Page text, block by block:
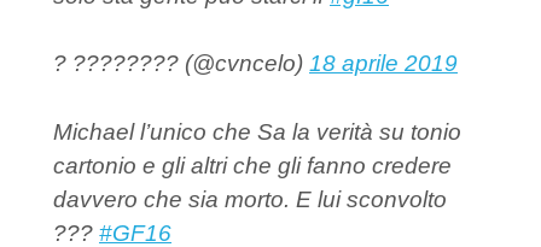
? ???????? (@cvncelo) 18 aprile 2019
Michael l’unico che Sa la verità su tonio
cartonio e gli altri che gli fanno credere
davvero che sia morto. E lui sconvolto
??? #GF16